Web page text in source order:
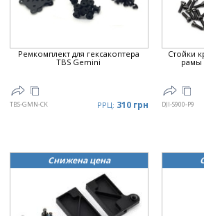
Ремкомплект для гексакоптера
TBS Gemini
TBS-GMN-CK РРЦ: 310 грн
Стойки
рамы
DJI-S900-P9
Снижена цена